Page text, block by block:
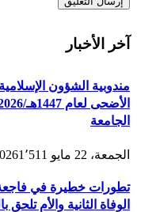
آخر الأخبار
مندوبية الشؤون
الجامعة
الجمعة، 22 مايو 2026 1٬511
تطورات خطيرة في
الوفاة الثانية والأم تلحق